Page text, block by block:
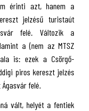
érinti azt, hanem a
jelzésű turistaút
felé. Változik a
a (nem az MTSZ
is: ezek a Csörgő-
piros kereszt jelzés
felé.
vált, helyét a fentiek